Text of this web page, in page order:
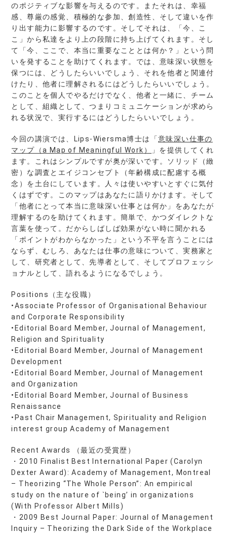
のポジティブな影響を与えるのです。またそれは、幸福
感、尊厳の感覚、積極的な参加、創造性、そして違いを作
り出す能力に影響するのです。そしてそれは、「今、こ
こ」から私達をより上の段階に持ち上げてくれます。そし
て「今、ここで、本当に重要なこととは何か？」という問
いを発することを助けてくれます。では、意味深い状態を
保つには、どうしたらいいでしょう、それを他者と関連付
けたり、他者に理解されるにはどうしたらいいでしょう。
このことを個人でやるだけでなく、他者と一緒に、チーム
として、組織として、つまりコミュニケーションが求めら
れる状況で、実行するにはどうしたらいいでしょう。
今回の講演では、Lips-Wiersma博士は「意味深い仕事の
マップ（a Map of Meaningful Work ）
」を提供してくれ
ます。これはシンプルですが奥が深いです。ソリッド（緻
密）な調査とエイジコンセプト（年齢構成に配慮する概
念）を土台にしています。人々は使いやすいとすぐに気付
くはずです。このマップはあなたに語りかけます。そして
「他者にとって本当に意味深い仕事とは何か」をあなたが
理解するのを助けてくれます。簡単で、かつダイレクトな
言葉を使って。だからしばしば効果がない時に聞かれる
「ポイントがわからなかった」という不平を言うことには
ならず、むしろ、あなたは仕事の意味について、実務家と
して、研究者として、先導者として、そしてプロフェッシ
ョナルとして、語れるようになるでしょう。
Positions（主な役職）
•Associate Professor of Organisational Behaviour
and Corporate Responsibility
•Editorial Board Member, Journal of Management,
Religion and Spirituality
•Editorial Board Member, Journal of Management
Development
•Editorial Board Member, Journal of Management
and Organization
•Editorial Board Member, Journal of Business
Renaissance
•Past Chair Management, Spirituality and Religion
interest group Academy of Management
Recent Awards （最近の受賞歴）
・2010 Finalist Best International Paper (Carolyn
Dexter Award): Academy of Management, Montreal
– Theorizing “The Whole Person”: An empirical
study on the nature of `being’ in organizations
(With Professor Albert Mills)
・2009 Best Journal Paper: Journal of Management
Inquiry – Theorizing the Dark Side of the Workplace